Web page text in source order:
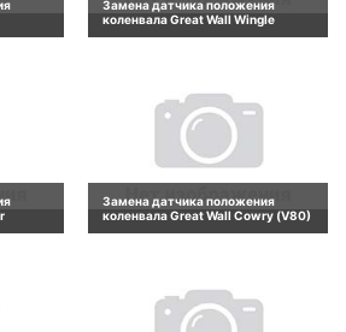
Замена датчика положения
коленвала Great Wall Wingle
Замена датчика положения
коленвала Great Wall Cowry (V80)